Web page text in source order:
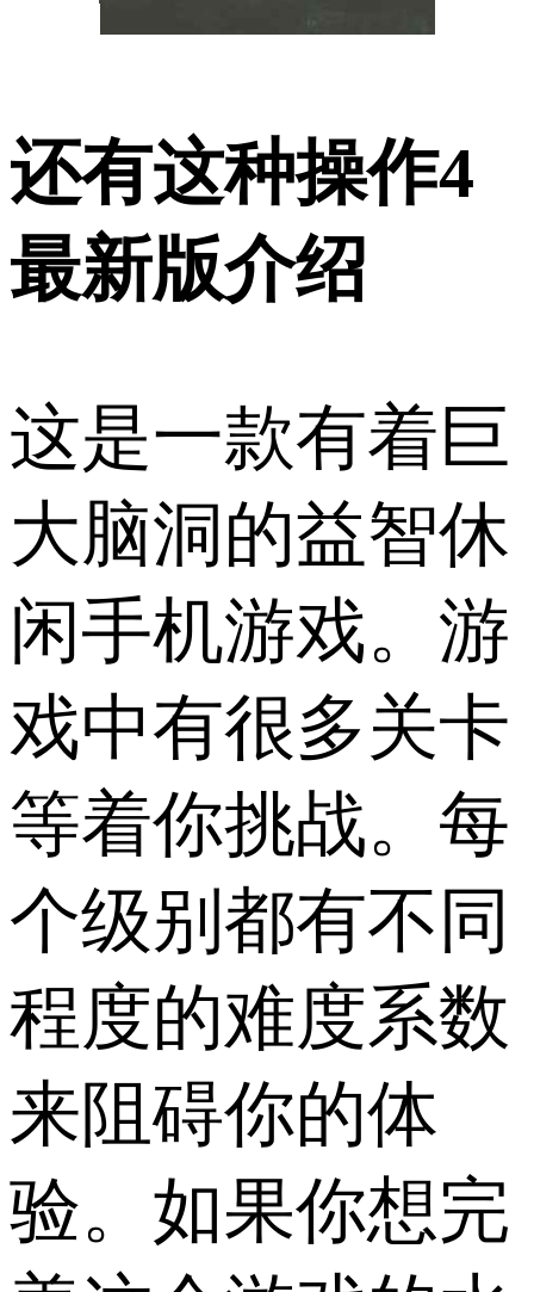
还有这种操作4
最新版介绍
这是一款有着巨
大脑洞的益智休
闲手机游戏。游
戏中有很多关卡
等着你挑战。每
个级别都有不同
程度的难度系数
来阻碍你的体
验。如果你想完